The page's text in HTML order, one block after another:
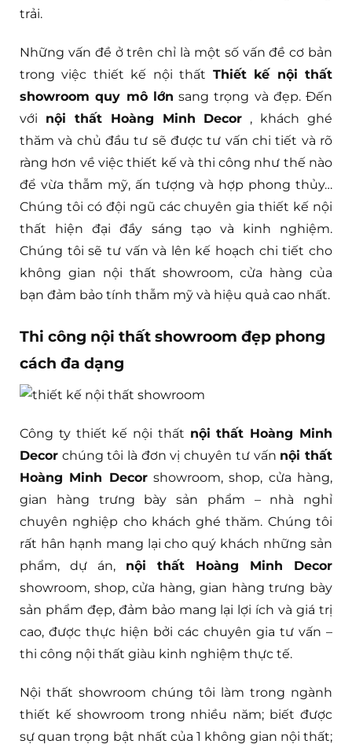
trải.
Những vấn đề ở trên chỉ là một số vấn đề cơ bản
trong việc thiết kế nội thất Thiết kế nội thất
showroom quy mô lớn sang trọng và đẹp. Đến
với nội thất Hoàng Minh Decor , khách ghé
thăm và chủ đầu tư sẽ được tư vấn chi tiết và rõ
ràng hơn về việc thiết kế và thi công như thế nào
để vừa thẫm mỹ, ấn tượng và hợp phong thủy…
Chúng tôi có đội ngũ các chuyên gia thiết kế nội
thất hiện đại đầy sáng tạo và kinh nghiệm.
Chúng tôi sẽ tư vấn và lên kế hoạch chi tiết cho
không gian nội thất showroom, cửa hàng của
bạn đảm bảo tính thẫm mỹ và hiệu quả cao nhất.
Thi công nội thất showroom đẹp phong
cách đa dạng
Công ty thiết kế nội thất nội thất Hoàng Minh
Decor chúng tôi là đơn vị chuyên tư vấn nội thất
Hoàng Minh Decorshowroom, shop, cửa hàng,
gian hàng trưng bày sản phẩm – nhà nghỉ
chuyên nghiệp cho khách ghé thăm. Chúng tôi
rất hân hạnh mang lại cho quý khách những sản
phẩm, dự án, nội thất Hoàng Minh Decor
showroom, shop, cửa hàng, gian hàng trưng bày
sản phẩm đẹp, đảm bảo mang lại lợi ích và giá trị
cao, được thực hiện bởi các chuyên gia tư vấn –
thi công nội thất giàu kinh nghiệm thực tế.
Nội thất showroom chúng tôi làm trong ngành
thiết kế showroom trong nhiều năm; biết được
sự quan trọng bật nhất của 1 không gian nội thất;